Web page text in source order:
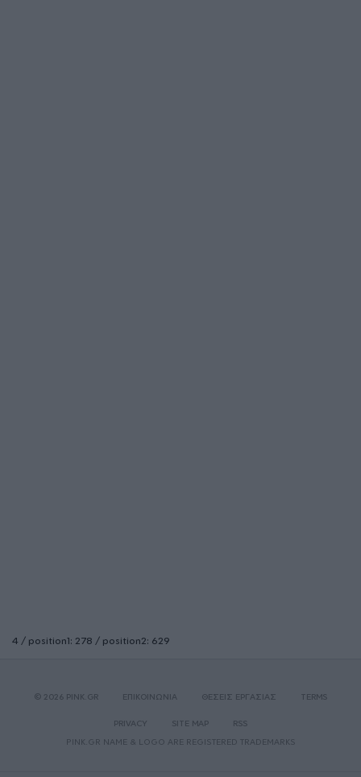
4 / position1: 278 / position2: 629
© 2026 PINK.GR ΕΠΙΚΟΙΝΩΝΙΑ ΘΕΣΕΙΣ ΕΡΓΑΣΙΑΣ TERMS
PRIVACY SITE MAP
RSS
PINK.GR NAME & LOGO ARE REGISTERED TRADEMARKS